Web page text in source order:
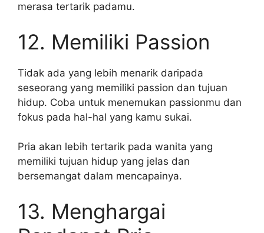
merasa tertarik padamu.
12. Memiliki Passion
Tidak ada yang lebih menarik daripada
seseorang yang memiliki passion dan tujuan
hidup. Coba untuk menemukan passionmu dan
fokus pada hal-hal yang kamu sukai.
Pria akan lebih tertarik pada wanita yang
memiliki tujuan hidup yang jelas dan
bersemangat dalam mencapainya.
13. Menghargai